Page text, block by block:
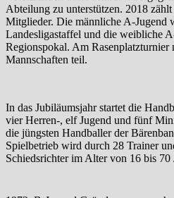
Abteilung zu unterstützen. 2018
Mitglieder. Die männliche A-Jugend
Landesligastaffel und die weibliche
Regionspokal. Am Rasenplatzturnier
Mannschaften teil.
In das Jubiläumsjahr startet die
vier Herren-, elf Jugend und fünf
die jüngsten Handballer der
Spielbetrieb wird durch 28 Trainer
Schiedsrichter im Alter von 16 bis 70